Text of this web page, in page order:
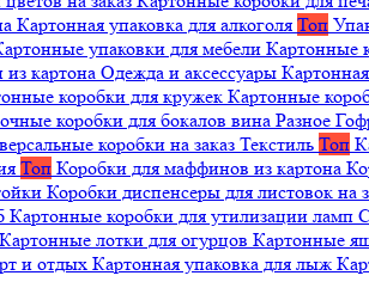
Картонная упаковка для алкоголя Топ
упаковки для мебели Картонные
из картона Одежда и аксессуары
коробки для кружек Картонные
коробки для бокалов вина Разное
коробки на заказ Текстиль Топ
Топ Коробки для маффинов из картона
Коробки диспенсеры для листовок на
Картонные коробки для утилизации ламп
Картонные лотки для огурцов Картонные
и отдых Картонная упаковка для лыж